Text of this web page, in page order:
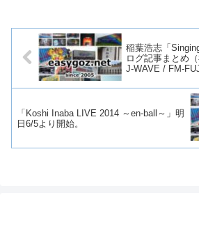
稲葉浩志「
ログ記事まとめ
J-WAVE / FM-
「Koshi Inaba LIVE 2014 ～en-ball～」明
日6/5より開始。